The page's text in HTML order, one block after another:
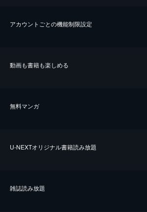
アカウントごとの機能制限設定
動画も書籍も楽しめる
無料マンガ
U-NEXTオリジナル書籍読み放題
雑誌読み放題